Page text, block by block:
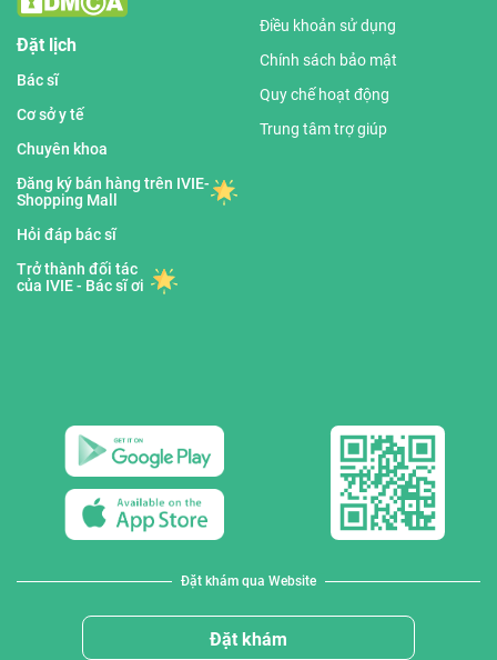
Đặt lịch
Bác sĩ
Cơ sở y tế
Chuyên khoa
Đăng ký bán hàng trên IVIE-
Shopping Mall
Hỏi đáp bác sĩ
Trở thành đối tác
của IVIE - Bác sĩ ơi
Điều khoản sử dụng
Chính sách bảo mật
Quy chế hoạt động
Trung tâm trợ giúp
Đặt khám qua Website
Đặt khám